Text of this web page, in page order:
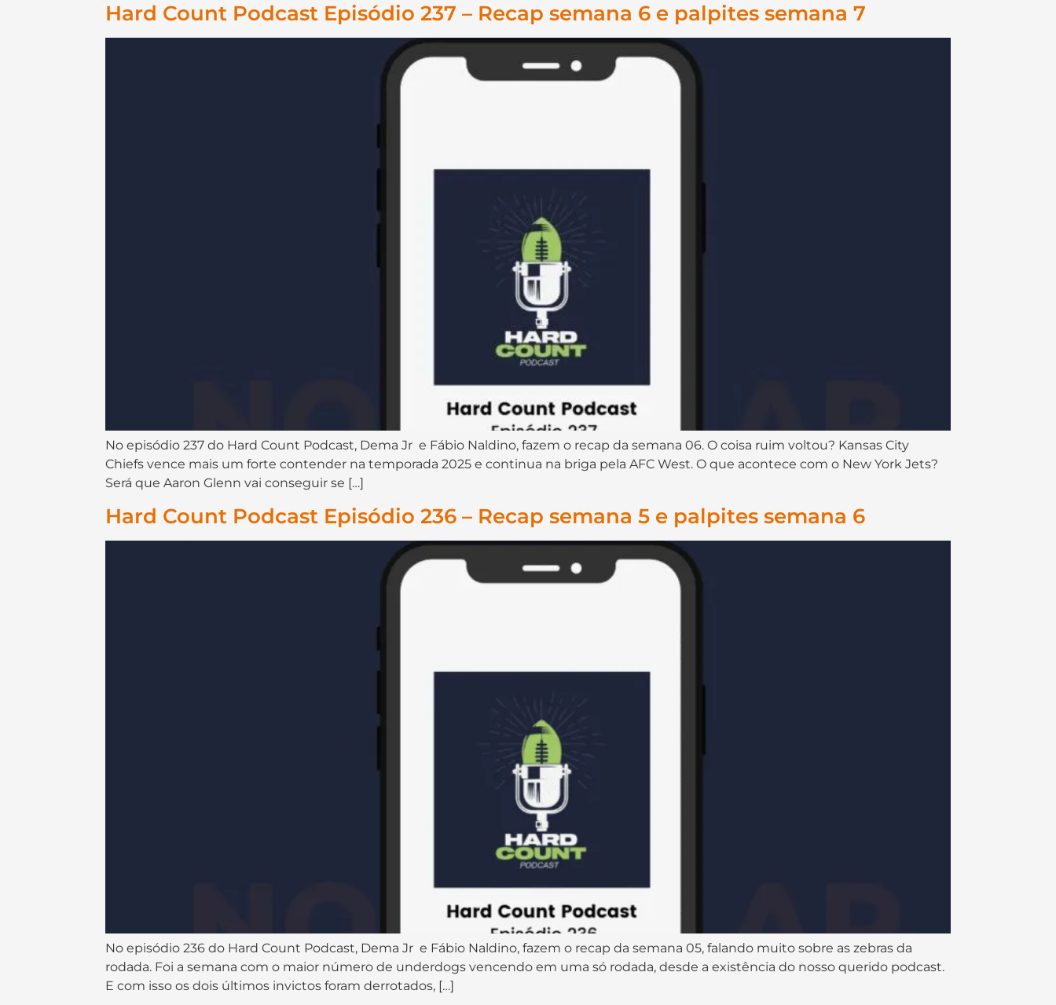
Hard Count Podcast Episódio 237 – Recap semana 6 e palpites semana 7
No episódio 237 do ⁠⁠⁠⁠⁠⁠⁠⁠⁠⁠⁠⁠⁠⁠⁠⁠⁠⁠Hard Count Podcast⁠⁠⁠⁠⁠⁠⁠⁠⁠⁠⁠⁠⁠⁠⁠⁠⁠⁠, Dema Jr⁠⁠⁠⁠⁠⁠ ⁠⁠⁠⁠⁠⁠⁠⁠⁠⁠⁠ e Fábio Naldino⁠⁠⁠⁠⁠⁠⁠⁠⁠⁠⁠⁠⁠⁠, fazem o recap da semana 06. O coisa ruim voltou? Kansas City
Chiefs vence mais um forte contender na temporada 2025 e continua na briga pela AFC West. O que acontece com o New York Jets?
Será que Aaron Glenn vai conseguir se […]
Hard Count Podcast Episódio 236 – Recap semana 5 e palpites semana 6
No episódio 236 do ⁠⁠⁠⁠⁠⁠⁠⁠⁠⁠⁠⁠⁠⁠⁠⁠⁠⁠Hard Count Podcast⁠⁠⁠⁠⁠⁠⁠⁠⁠⁠⁠⁠⁠⁠⁠⁠⁠⁠, Dema Jr⁠⁠⁠⁠⁠⁠ ⁠⁠⁠⁠⁠⁠⁠⁠⁠⁠⁠ e Fábio Naldino⁠⁠⁠⁠⁠⁠⁠⁠⁠⁠⁠⁠⁠⁠, fazem o recap da semana 05, falando muito sobre as zebras da
rodada. Foi a semana com o maior número de underdogs vencendo em uma só rodada, desde a existência do nosso querido podcast.
E com isso os dois últimos invictos foram derrotados, […]